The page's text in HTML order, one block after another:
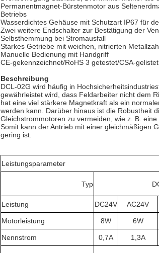
Permanentmagnet-Bürstenmotor aus
Betriebs
Wasserdichtes Gehäuse mit Schutzart IP67 für
Zwei weitere Endschalter zur Bestätigung der
Selbsthemmung bei Stromausfall
Starkes Getriebe mit weichen, nitrierten
Manuelle Bedienung mit Handgriff
CE-gekennzeichnet/RoHS 3 getestet/CSA-gelistet
Beschreibung
DCL-02G wird häufig in
gewährleistet wird, dass Feldarbeiter nicht dem
hat eine viel stärkere Magnetkraft als ein
werden kann. Darüber hinaus ist die Robustheit
Gleichstrommotoren zu vermeiden, wie z. B.
Somit kann der Antrieb mit einer gleichmäßigen
gering ist.
Leistungsparameter
Typ
Leistung DC24V AC24V
Motorleistung 8W 6W
Nennstrom 0,7A 1,3A